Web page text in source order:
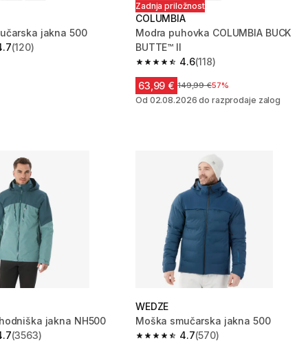
jakna 500
from 120 ocene
(120)
Zadnja priložnost
COLUMBIA
Modra puhovka COLUMBIA BUCK
BUTTE™ II
4.6
4.6 od 5 zvezdic from 118 ocene
(118)
63,99 € Cena pred znižanjem
149,99 €57%
Od 02.08.2026 do razprodaje zalog
jakna NH500
(3563)
WEDZE
Moška smučarska jakna 500
4.7(570)